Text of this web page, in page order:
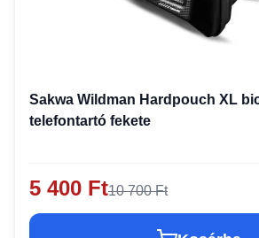
Sakwa Wildman Hardpouch XL
telefontartó fekete
5 400 Ft10 700 Ft